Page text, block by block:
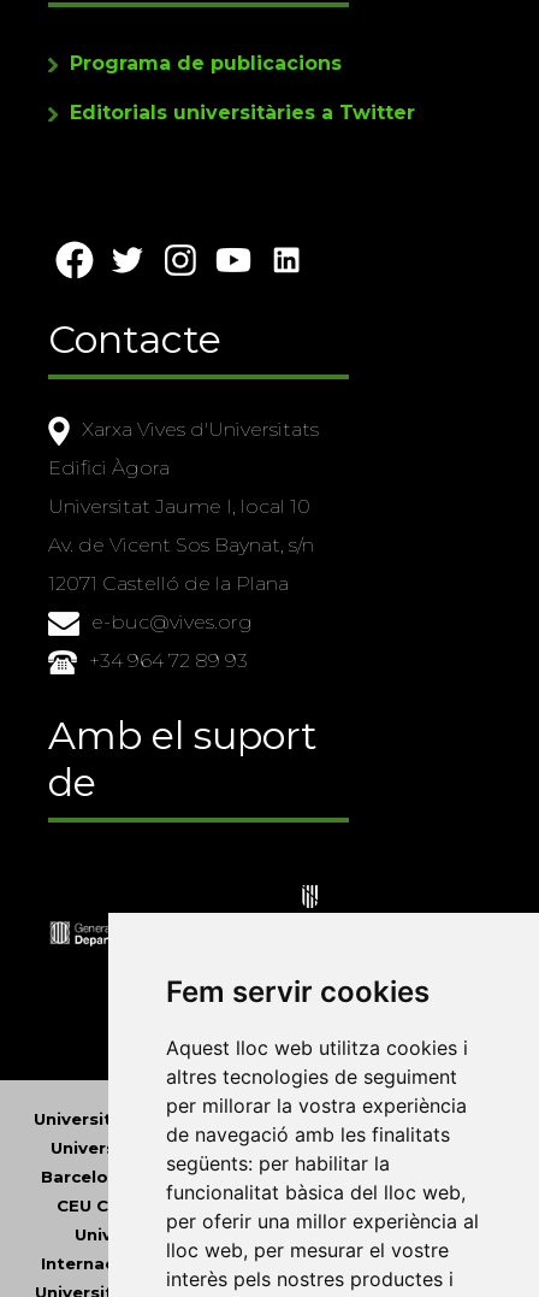
Fem servir cookies
Aquest lloc web utilitza cookies i
altres tecnologies de seguiment
per millorar la vostra experiència
de navegació amb les finalitats
següents: per habilitar la
funcionalitat bàsica del lloc web,
per oferir una millor experiència al
lloc web, per mesurar el vostre
interès pels nostres productes i
Programa de publicacions
Editorials universitàries a Twitter
Contacte
Xarxa Vives d'Universitats
Edifici Àgora
Universitat Jaume I, local 10
Av. de Vicent Sos Baynat, s/n
12071 Castelló de la Plana
e-buc@vives.org
+34 964 72 89 93
Amb el suport
de
Universitat Abat Oliba CEU • Universitat d'Alacant
Universitat d'Andorra•Universitat Autònoma de
Barcelona
Universitat de Barcelona •
CEU Cardenal Herrera•Universitat de Girona•
Universitat de les Illes Balears•Universitat
Internacional de Catalunya•Universitat Jaume I
Universitat de Lleida• Universitat Miguel Hernández